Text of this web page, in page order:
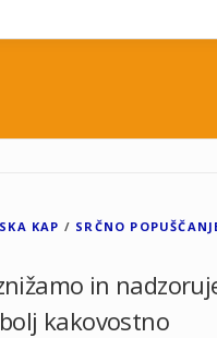
KAP / SRČNO
in
kakovostno